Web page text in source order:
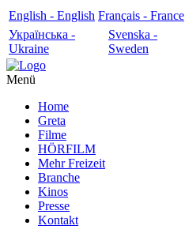
English - English Français - France
Українська -
Ukraine
Svenska -
Sweden
Menü
Home
Greta
Filme
HÖRFILM
Mehr Freizeit
Branche
Kinos
Presse
Kontakt